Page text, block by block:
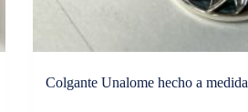
Colgante Unalome hecho a medida